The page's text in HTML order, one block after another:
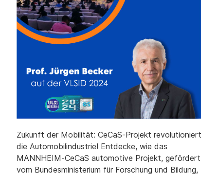
Zukunft der Mobilität: CeCaS-Projekt revolutioniert
die Automobilindustrie! Entdecke, wie das
MANNHEIM-CeCaS automotive Projekt, gefördert
vom Bundesministerium für Forschung und Bildung,